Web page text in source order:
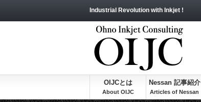
Industrial Revolution with Inkjet !
OIJCとは Nessan 記事紹介